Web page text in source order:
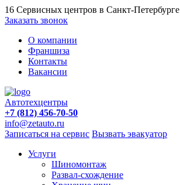
16 Сервисных центров в Санкт-Петербурге
Заказать звонок
О компании
Франшиза
Контакты
Вакансии
Автотехцентры
+7 (812) 456-70-50
info@zetauto.ru
Записаться на сервис Вызвать эвакуатор
Услуги
Шиномонтаж
Развал-схождение